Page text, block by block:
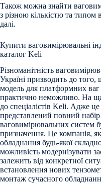
Також можна знайти
з різною кількістю та типом
далі.
Купити ваговимірювальні
каталог Keli
Різноманітність
Україні призводить до того,
модель для платформних ваг
практично неможливо. На
до спеціалістів Keli. Адже
представлений повний
ваговимірювальних систем
призначення. Це компанія,
обладнання будь-якої
можливість модернізувати
залежить від конкретної
встановлення нових
монтаж сучасного